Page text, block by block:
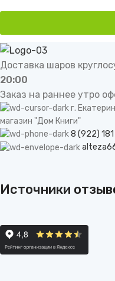
This
field
should
be
left
blank
Доставка шаров
20:00
Заказ на раннее утро
г.
магазин "Дом Книги"
8 (922)
Источники